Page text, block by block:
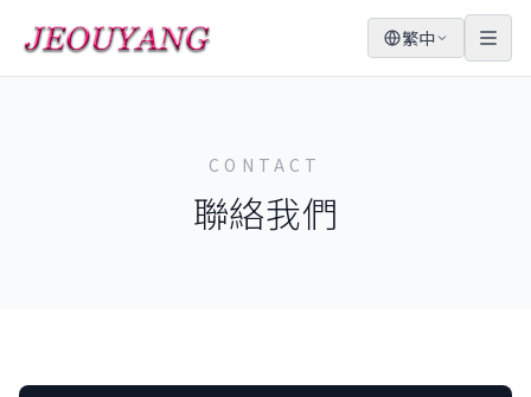
繁中
CONTACT
聯絡我們